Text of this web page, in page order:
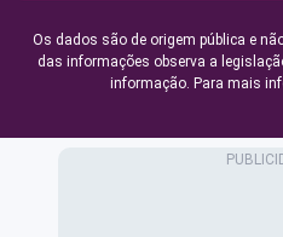
Os dados são de origem pública e
das informações observa a
informação. Para mais